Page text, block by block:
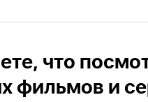
что
фильмов и